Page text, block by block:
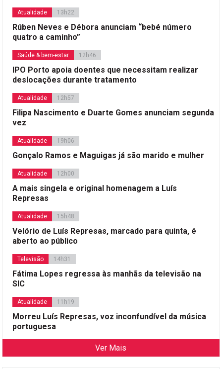
Atualidade 13h22
Rúben Neves e Débora anunciam “bebé número
quatro a caminho”
Saúde & bem-estar 12h46
IPO Porto apoia doentes que necessitam realizar
deslocações durante tratamento
Atualidade 12h57
Filipa Nascimento e Duarte Gomes anunciam segunda
vez
Atualidade 19h06
Gonçalo Ramos e Maguigas já são marido e mulher
Atualidade 12h00
A mais singela e original homenagem a Luís
Represas
Atualidade 15h48
Velório de Luís Represas, marcado para quinta, é
aberto ao público
Televisão 14h31
Fátima Lopes regressa às manhãs da televisão na
SIC
Atualidade 11h19
Morreu Luís Represas, voz inconfundível da música
portuguesa
Ver Mais